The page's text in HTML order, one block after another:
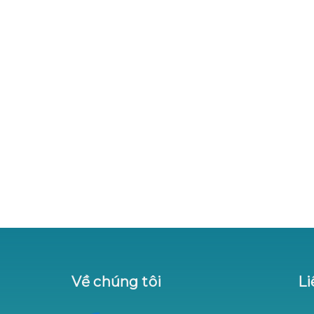
Về chúng tôi